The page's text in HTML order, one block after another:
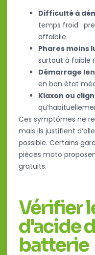
Difficulté à
temps froid :
affaiblie.
Phares moins
surtout à faible
Démarrage
en bon état
Klaxon ou
Ces symptômes ne
mais ils justifient
possible. Certains
pièces moto
gratuits.
Vérifier
d'acide
batterie